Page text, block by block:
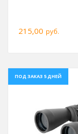
215,00 руб.
ПОД ЗАКАЗ 5 ДНЕЙ
Previous